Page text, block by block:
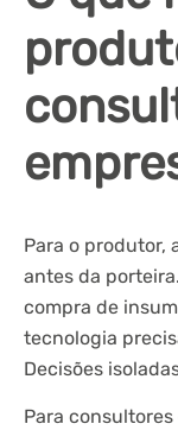
Para o produtor,
antes da
compra de
tecnologia
Decisões
Para